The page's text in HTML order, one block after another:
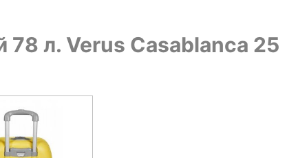
л. Verus Casablanca 25